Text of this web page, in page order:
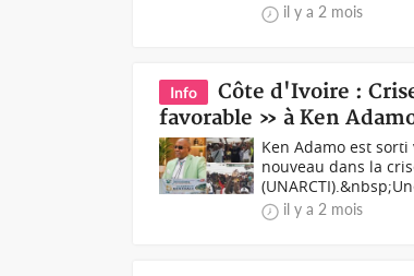
il y a 2 mois
Info
Côte d'Ivoire :
favorable » à Ken
Ken Adamo est
nouveau dans la
il y a 2 mois